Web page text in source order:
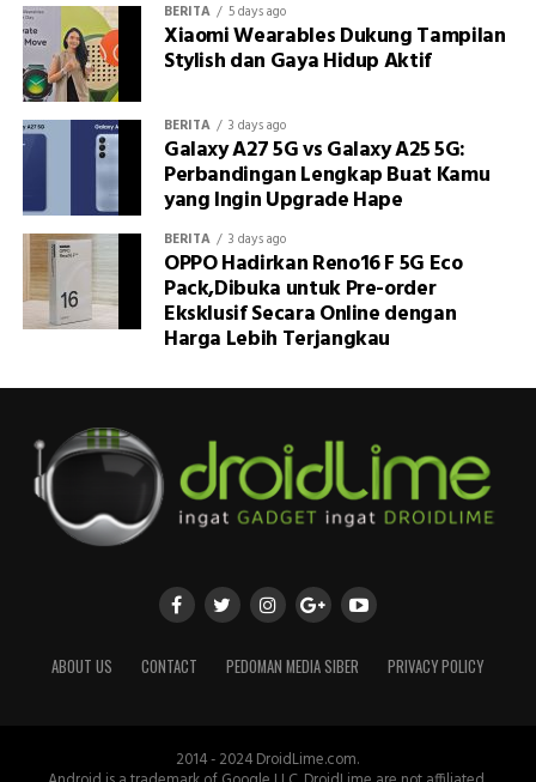
BERITA 5 days ago
Xiaomi Wearables Dukung Tampilan
Stylish dan Gaya Hidup Aktif
BERITA 3 days ago
Galaxy A27 5G vs Galaxy A25 5G:
Perbandingan Lengkap Buat Kamu
yang Ingin Upgrade Hape
BERITA 3 days ago
OPPO Hadirkan Reno16 F 5G Eco
Pack,Dibuka untuk Pre-order
Eksklusif Secara Online dengan
Harga Lebih Terjangkau
ABOUT US CONTACT PEDOMAN MEDIA SIBER PRIVACY POLICY
2014 - 2024 DroidLime.com.